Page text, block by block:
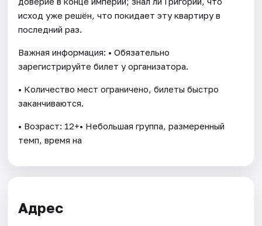
исход уже решён, что покидает эту квартиру в
последний раз.
Важная информация: • Обязательно
зарегистрируйте билет у организатора.
• Количество мест ограничено, билеты быстро
заканчиваются.
• Возраст: 12+• Небольшая группа, размеренный
темп, время на
Адрес